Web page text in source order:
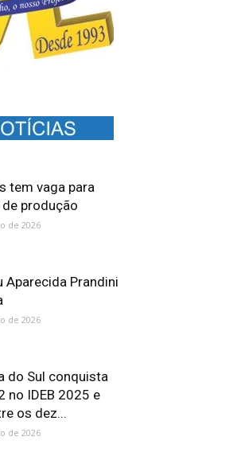
tem vaga para
produção
de 2026
Aparecida Prandini
de 2026
do Sul conquista
no IDEB 2025 e
os dez...
de 2026